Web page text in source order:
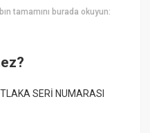
tamamını burada okuyun:
SERİ NUMARASI